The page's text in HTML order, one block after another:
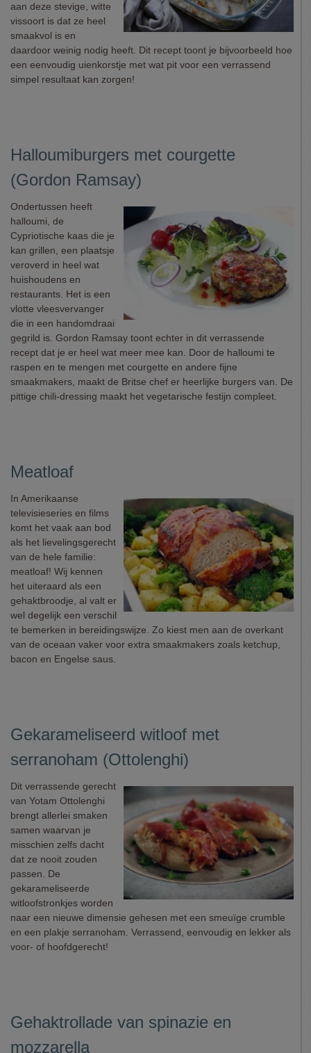
aan deze stevige, witte
vissoort is dat ze heel
smaakvol is en
daardoor weinig nodig heeft. Dit recept toont je bijvoorbeeld hoe
een eenvoudig uienkorstje met wat pit voor een verrassend
simpel resultaat kan zorgen!
Halloumiburgers met courgette
(Gordon Ramsay)
Ondertussen heeft
halloumi, de
Cypriotische kaas die je
kan grillen, een plaatsje
veroverd in heel wat
huishoudens en
restaurants. Het is een
vlotte vleesvervanger
die in een handomdraai
gegrild is. Gordon Ramsay toont echter in dit verrassende
recept dat je er heel wat meer mee kan. Door de halloumi te
raspen en te mengen met courgette en andere fijne
smaakmakers, maakt de Britse chef er heerlijke burgers van. De
pittige chili-dressing maakt het vegetarische festijn compleet.
Meatloaf
In Amerikaanse
televisieseries en films
komt het vaak aan bod
als het lievelingsgerecht
van de hele familie:
meatloaf! Wij kennen
het uiteraard als een
gehaktbroodje, al valt er
wel degelijk een verschil
te bemerken in bereidingswijze. Zo kiest men aan de overkant
van de oceaan vaker voor extra smaakmakers zoals ketchup,
bacon en Engelse saus.
Gekarameliseerd witloof met
serranoham (Ottolenghi)
Dit verrassende gerecht
van Yotam Ottolenghi
brengt allerlei smaken
samen waarvan je
misschien zelfs dacht
dat ze nooit zouden
passen. De
gekarameliseerde
witloofstronkjes worden
naar een nieuwe dimensie gehesen met een smeuïge crumble
en een plakje serranoham. Verrassend, eenvoudig en lekker als
voor- of hoofdgerecht!
Gehaktrollade van spinazie en
mozzarella